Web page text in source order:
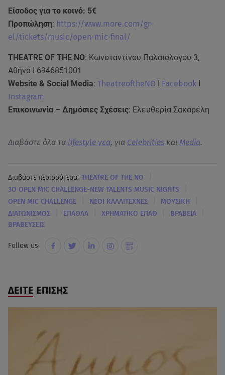
Είσοδος για το κοινό: 5€
Προπώληση: https://www.more.com/gr-
el/tickets/music/open-mic-final/
THEATRE OF THE NO: Κωνσταντίνου Παλαιολόγου 3,
Αθήνα Ι 6946851001
Website & Social Media: TheatreoftheNO I Facebook I
Instagram
Επικοινωνία – Δημόσιες Σχέσεις: Ελευθερία Σακαρέλη
Διαβάστε όλα τα lifestyle νεα, για Celebrities και Media.
Διαβάστε περισσότερα: THEATRE OF THE NO
3Ο OPEN MIC CHALLENGE-NEW TALENTS MUSIC NIGHTS
OPEN MIC CHALLENGE ΝΕΟΙ ΚΑΛΛΙΤΕΧΝΕΣ ΜΟΥΣΙΚΗ
ΔΙΑΓΩΝΙΣΜΟΣ ΕΠΑΘΛΑ ΧΡΗΜΑΤΙΚΟ ΕΠΑΘ ΒΡΑΒΕΙΑ
ΒΡΑΒΕΥΣΕΙΣ
Follow us:
ΔΕΙΤΕ ΕΠΙΣΗΣ